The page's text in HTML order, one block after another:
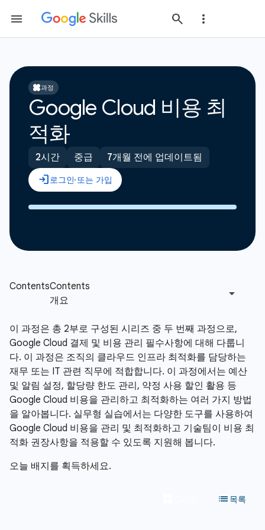
과정
Google Cloud 비용 최
적화
2시간 중급 7개월 전에 업데이트됨
이 과정은 총 2부로 구성된 시리즈 중 두 번째 과정으로,
Google Cloud 결제 및 비용 관리 필수사항에 대해 다룹니
다. 이 과정은 조직의 클라우드 인프라 최적화를 담당하는
재무 또는 IT 관련 직무에 적합합니다. 이 과정에서는 예산
및 알림 설정, 할당량 한도 관리, 약정 사용 할인 활용 등
Google Cloud 비용을 관리하고 최적화하는 여러 가지 방법
을 알아봅니다. 실무형 실습에서는 다양한 도구를 사용하여
Google Cloud 비용을 관리 및 최적화하고 기술팀이 비용 최
적화 권장사항을 적용할 수 있도록 지원해 봅니다.
오늘 배지를 획득하세요.